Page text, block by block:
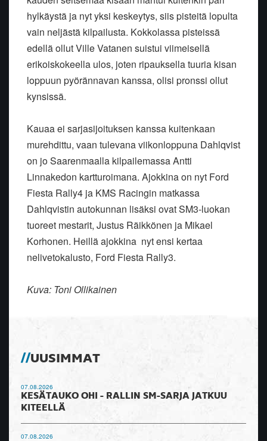
hylkäystä ja nyt yksi keskeytys, siis pisteitä lopulta
vain neljästä kilpailusta. Kokkolassa pisteissä
edellä ollut Ville Vatanen suistui viimeisellä
erikoiskokeella ulos, joten ripauksella tuuria kisan
loppuun pyörännavan kanssa, olisi pronssi ollut
kynsissä.
Kauaa ei sarjasijoituksen kanssa kuitenkaan
murehdittu, vaan tulevana viikonloppuna Dahlqvist
on jo Saarenmaalla kilpailemassa Antti
Linnakedon kartturoimana. Ajokkina on nyt Ford
Fiesta Rally4 ja KMS Racingin matkassa
Dahlqvistin autokunnan lisäksi ovat SM3-luokan
tuoreet mestarit, Justus Räikkönen ja Mikael
Korhonen. Heillä ajokkina nyt ensi kertaa
nelivetokalusto, Ford Fiesta Rally3.
Kuva: Toni Ollikainen
UUSIMMAT
07.08.2026
KESÄTAUKO OHI - RALLIN SM-SARJA JATKUU
KITEELLÄ
07.08.2026